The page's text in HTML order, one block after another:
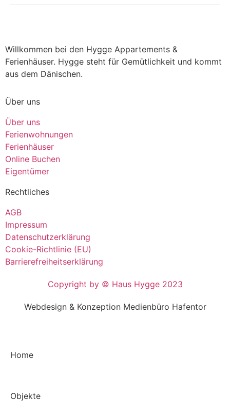
Willkommen bei den Hygge Appartements &
Ferienhäuser. Hygge steht für Gemütlichkeit und kommt
aus dem Dänischen.
Über uns
Über uns
Ferienwohnungen
Ferienhäuser
Online Buchen
Eigentümer
Rechtliches
AGB
Impressum
Datenschutzerklärung
Cookie-Richtlinie (EU)
Barrierefreiheitserklärung
Copyright by © Haus Hygge 2023
Webdesign & Konzeption Medienbüro Hafentor
Home
Objekte